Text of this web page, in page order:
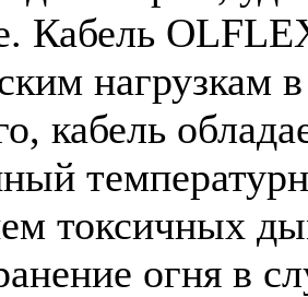
Кабель
нагрузкам
кабель
токсичных
огня в